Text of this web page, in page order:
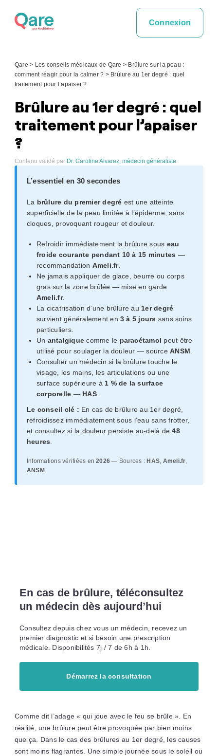
Connexion
Qare > Les conseils médicaux de Qare > Brûlure sur la peau :
comment réagir pour la calmer ? > Brûlure au 1er degré : quel
traitement pour l’apaiser ?
Brûlure au 1er degré : quel
traitement pour l’apaiser
?
Contenu validé par Dr. Caroline Alvarez, médecin généraliste.
L’essentiel en 30 secondes
La brûlure du premier degré est une atteinte
superficielle de la peau limitée à l’épiderme, sans
cloques, provoquant rougeur et douleur.
Refroidir immédiatement la brûlure sous eau
froide courante pendant 10 à 15 minutes —
recommandation Ameli.fr.
Ne jamais appliquer de glace, beurre ou corps
gras sur la zone brûlée — mise en garde
Ameli.fr.
La cicatrisation d’une brûlure au 1er degré
survient généralement en 3 à 5 jours sans soins
particuliers.
Un antalgique comme le paracétamol peut être
utilisé pour soulager la douleur — sourceANSM
Consulter un médecin si la brûlure touche le
visage, les mains, les articulations ou une
surface supérieure à 1 % de la surface
corporelle — HAS.
Le conseil clé : En cas de brûlure au 1er degré,
refroidissez immédiatement sous l’eau sans frotter,
et consultez si la douleur persiste au-delà de48
heures
Informations vérifiées en2026 — Sources : HAS, Ameli.fr,
ANSM
En cas de brûlure, téléconsultez
un médecin dès aujourd’hui
Consultez depuis chez vous un médecin, recevez un
premier diagnostic et si besoin une prescription
médicale. Disponibilités 7j / 7 de 6h à 1h.
Démarrez la consultation
Comme dit l’adage « qui joue avec le feu se brûle ». En
réalité, une brûlure peut être provoquée par bien moins
que ça. Dans le cas des brûlures au 1er degré, les causes
sont moins flagrantes. Une simple journée sous le soleil ou